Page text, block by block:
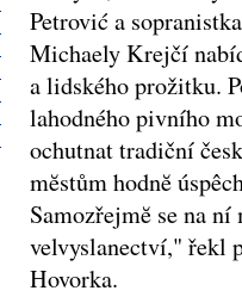
Petrović a
Michaely Krejčí
a lidského prožitku.
lahodného pivního
ochutnat tradiční
mĕstům hodnĕ
Samozřejmĕ se na
velvyslanectví," řekl
Hovorka.